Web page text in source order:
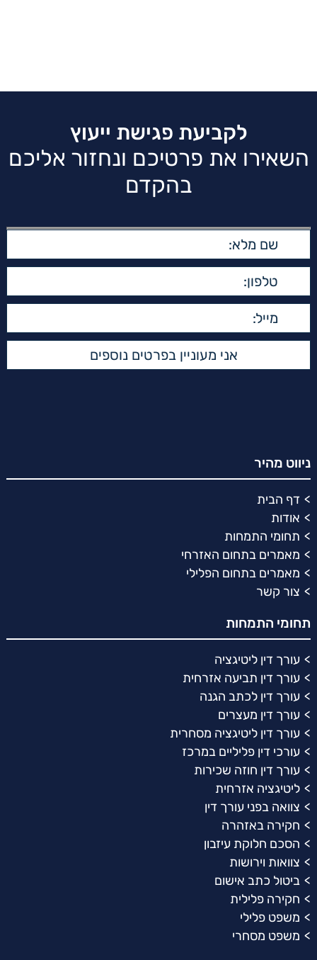
לקביעת פגישת ייעוץ
השאירו את פרטיכם ונחזור אליכם
בהקדם
ניווט מהיר
דף הבית
אודות
תחומי התמחות
מאמרים בתחום האזרחי
מאמרים בתחום הפלילי
צור קשר
תחומי התמחות
עורך דין ליטיגציה
עורך דין תביעה אזרחית
עורך דין לכתב הגנה
עורך דין מעצרים
עורך דין ליטיגציה מסחרית
עורכי דין פליליים במרכז
עורך דין חוזה שכירות
ליטיגציה אזרחית
צוואה בפני עורך דין
חקירה באזהרה
הסכם חלוקת עיזבון
צוואות וירושות
ביטול כתב אישום
חקירה פלילית
משפט פלילי
משפט מסחרי